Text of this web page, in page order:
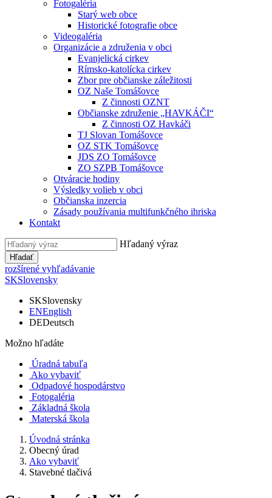
Fotogaléria
Starý web obce
Historické fotografie obce
Videogaléria
Organizácie a združenia v obci
Evanjelická cirkev
Rímsko-katolícka cirkev
Zbor pre občianske záležitosti
OZ Naše Tomášovce
Z činnosti OZNT
Občianske združenie „HAVKÁČI“
Z činnosti OZ Havkáči
TJ Slovan Tomášovce
OZ STK Tomášovce
JDS ZO Tomášovce
ZO SZPB Tomášovce
Otváracie hodiny
Výsledky volieb v obci
Občianska inzercia
Zásady používania multifunkčného ihriska
Kontakt
Hľadaný výraz
Hľadať
rozšírené vyhľadávanie
SKSlovensky
SKSlovensky
ENEnglish
DEDeutsch
Možno hľadáte
Úradná tabuľa
Ako vybaviť
Odpadové hospodárstvo
Fotogaléria
Základná škola
Materská škola
Úvodná stránka
Obecný úrad
Ako vybaviť
Stavebné tlačivá